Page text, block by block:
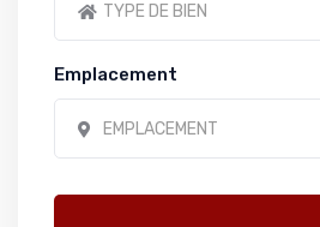
TYPE DE BIEN
Emplacement
EMPLACEMENT